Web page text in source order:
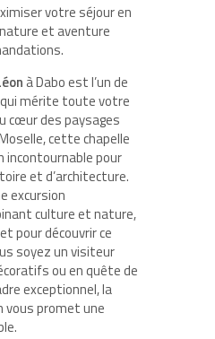
votre séjour en
et aventure
à Dabo est l’un de
mérite toute votre
cœur des paysages
cette chapelle
pour
et d’architecture.
excursion
culture et nature,
pour découvrir ce
soyez un visiteur
ou en quête de
exceptionnel, la
vous promet une